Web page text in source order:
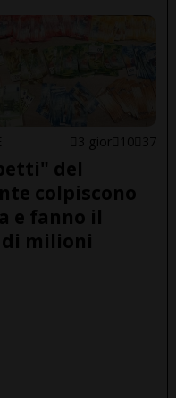
3 gior 10 37
del
colpiscono
e fanno il
milioni